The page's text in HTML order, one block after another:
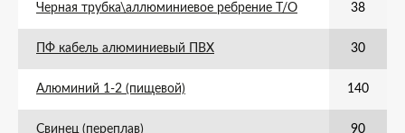
Черная трубка\аллюминиевое ребрение Т/О 38
ПФ кабель алюминиевый ПВХ 30
Алюминий 1-2 (пищевой) 140
Свинец (переплав) 90